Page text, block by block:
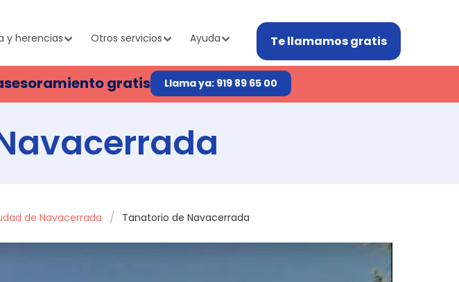
y herencias Otros servicios Ayuda Te llamamos gratis
gratis Llama ya: 919 89 65 00
de Navacerrada Tanatorio de Navacerrada